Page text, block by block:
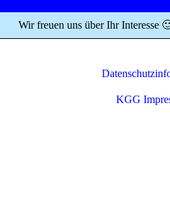
Wir freuen uns über Ihr Interesse
KGG